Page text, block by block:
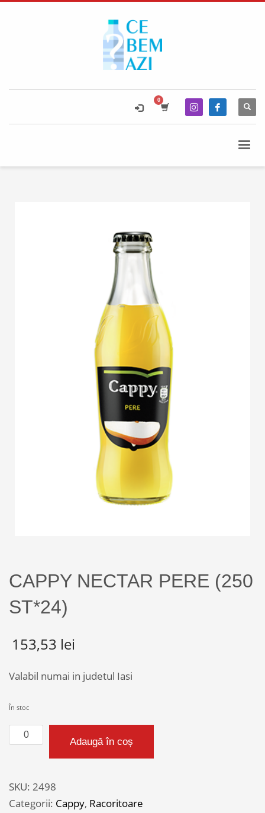
CAPPY NECTAR PERE (250
ST*24)
153,53 lei
Valabil numai in judetul Iasi
În stoc
Cantitate
CAPPY
PERE
(250
Adaugă în coș
SKU: 2498
Categorii: Cappy, Racoritoare